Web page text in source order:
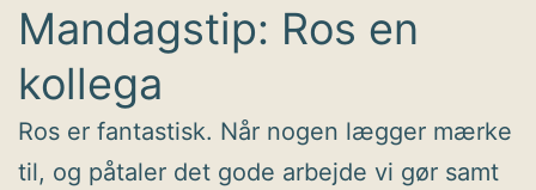
Mandagstip: Ros en
kollega
Ros er fantastisk. Når nogen lægger mærke
til, og påtaler det gode arbejde vi gør samt